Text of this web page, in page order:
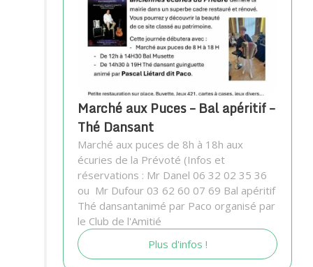
Marché aux Puces – Bal apéritif –
Thé Dansant
Marché aux puces de 8h à 18h aux
écuries de la Prévoté (Infos et
réservations : Mr Danel 06 32 02 35 36
ou Mr Dufour 03 62 60 07 69 Bal apéritif
Thé dansantanimé par Paco organisé par
le Club de l'Amitié
Plus d'infos !